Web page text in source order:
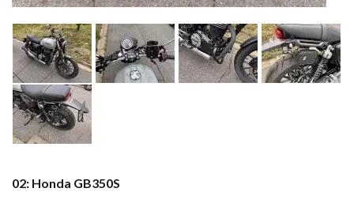
02: Honda GB350S